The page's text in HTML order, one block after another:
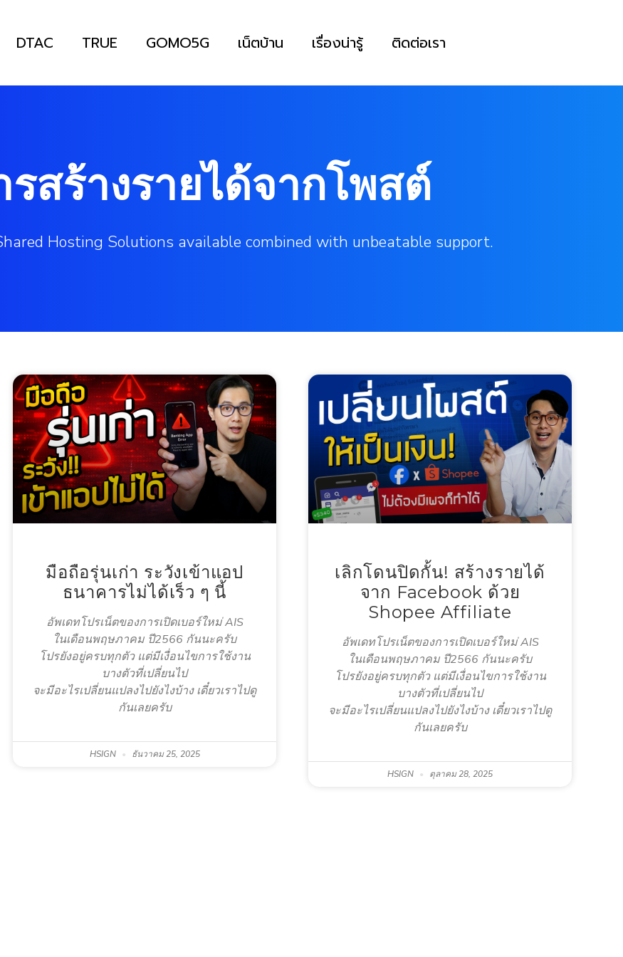
DTAC TRUE GOMO5G เน็ตบ้าน เรื่องน่ารู้ ติดต่อเรา
สร้างรายได้จากโพสต์
Hosting Solutions available combined with unbeatable support.
มือถือรุ่นเก่า ระวังเข้าแอป
ธนาคารไม่ได้เร็ว ๆ นี้
อัพเดทโปรเน็ตของการเปิดเบอร์ใหม่ AIS
ในเดือนพฤษภาคม ปี2566 กันนะครับ
โปรยังอยู่ครบทุกตัว แต่มีเงื่อนไขการใช้งาน
บางตัวที่เปลี่ยนไป
จะมีอะไรเปลี่ยนแปลงไปยังไงบ้าง เดี๋ยวเราไปดู
กันเลยครับ
HSIGN ธันวาคม 25, 2025
เลิกโดนปิดกั้น! สร้างรายได้
จาก Facebook ด้วย
Shopee Affiliate
อัพเดทโปรเน็ตของการเปิดเบอร์ใหม่ AIS
ในเดือนพฤษภาคม ปี2566 กันนะครับ
โปรยังอยู่ครบทุกตัว แต่มีเงื่อนไขการใช้งาน
บางตัวที่เปลี่ยนไป
จะมีอะไรเปลี่ยนแปลงไปยังไงบ้าง เดี๋ยวเราไปดู
กันเลยครับ
HSIGN ตุลาคม 28, 2025